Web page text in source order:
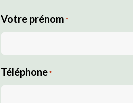
Votre prénom *
Téléphone *